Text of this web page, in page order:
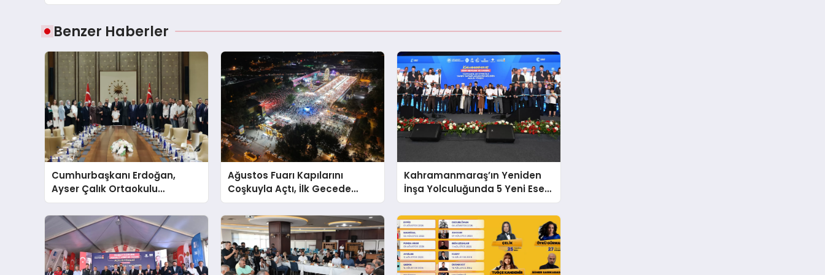
Benzer Haberler
Cumhurbaşkanı Erdoğan,
Ayser Çalık Ortaokulu
Şehitlerinin Aileleriyle Bir
Araya Geldi
Ağustos Fuarı Kapılarını
Coşkuyla Açtı, İlk Gecede
Eypio Rüzgârı Esti
Kahramanmaraş’ın Yeniden
İnşa Yolculuğunda 5 Yeni Eser
Daha Hizmete Açıldı